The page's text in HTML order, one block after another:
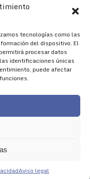
tecnologías como las
del dispositivo. El
procesar datos
identificaciones únicas
puede afectar
Aviso legal
Política de Cookies